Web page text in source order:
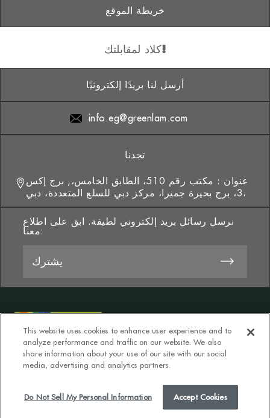
خريطة الموقع
كلاد لمقابلتك!
أرسل لنا بريدًا إلكترونيًا
info.eg@greenlam.com
تجدنا
عنوان : مكتب رقم 510، الطابق الخامس،, برج إكس
3، برج بحيرة جميرا، مركز دبي للسلع المتعددة، دبي،
نرسل رسائل بريد إلكتروني لطيفة. ابق على اطلاع
معنا:
الشروط والأحكام
سياسة الخصوصية
Do Not Sell My Personal Information
This website uses cookies to enhance user experience and to
analyze performance and traffic on our website. We also
share information about your use of our site with our social
media, advertising and analytics partners.
Do Not Sell My Personal Information Accept Cookies